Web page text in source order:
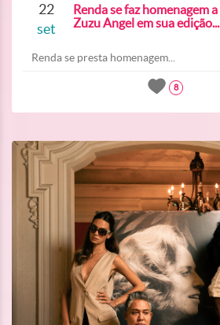
22
set
Renda se faz homenagem a
Zuzu Angel em sua edição...
Renda se presta homenagem...
8